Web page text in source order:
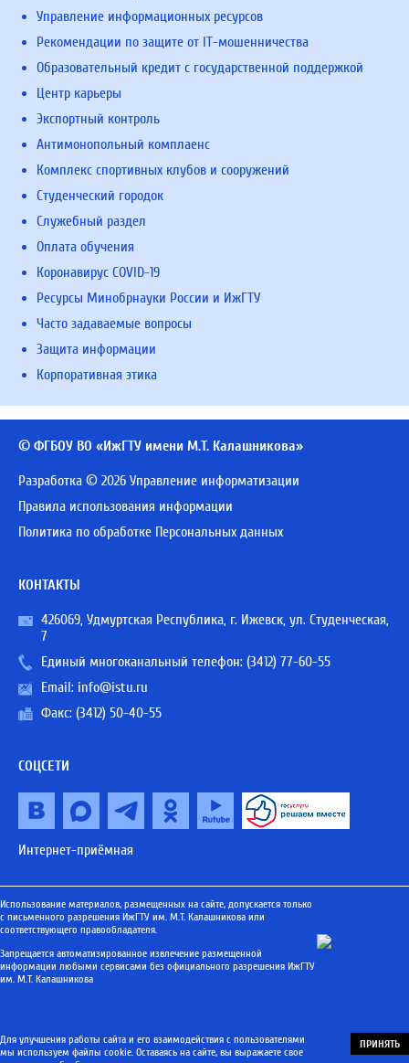
Управление информационных ресурсов
Рекомендации по защите от IT-мошенничества
Образовательный кредит с государственной поддержкой
Центр карьеры
Экспортный контроль
Антимонопольный комплаенс
Комплекс спортивных клубов и сооружений
Студенческий городок
Служебный раздел
Оплата обучения
Коронавирус COVID-19
Ресурсы Минобрнауки России и ИжГТУ
Часто задаваемые вопросы
Защита информации
Корпоративная этика
© ФГБОУ ВО «ИжГТУ имени М.Т. Калашникова»
Разработка © 2026 Управление информатизации
Правила использования информации
Политика по обработке Персональных данных
КОНТАКТЫ
426069, Удмуртская Республика, г. Ижевск, ул. Студенческая,
7
Единый многоканальный телефон: (3412) 77-60-55
Email: info@istu.ru
Факс: (3412) 50-40-55
СОЦСЕТИ
Интернет-приёмная
Использование материалов, размещенных на сайте, допускается только
с письменного разрешения ИжГТУ им. М.Т. Калашникова или
соответствующего правообладателя.
Запрещается автоматизированное извлечение размещенной
информации любыми сервисами без официального разрешения ИжГТУ
им. М.Т. Калашникова
Для улучшения работы сайта и его взаимодействия с пользователями
мы используем файлы cookie. Оставаясь на сайте, вы выражаете свое
ПРИНЯТЬ